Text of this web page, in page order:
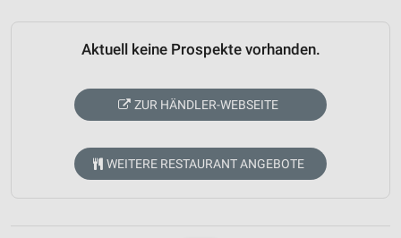
Aktuell keine Prospekte vorhanden.
ZUR HÄNDLER-WEBSEITE
WEITERE RESTAURANT ANGEBOTE